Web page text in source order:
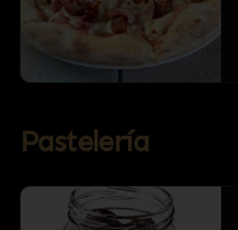
Pastelería